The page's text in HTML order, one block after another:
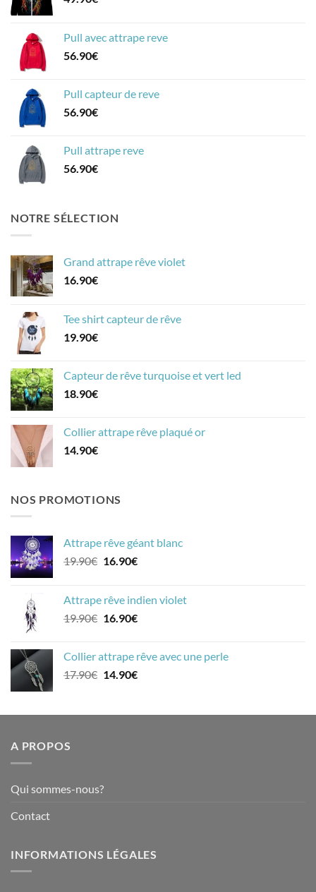
Pull avec attrape reve
56.90€
Pull capteur de reve
56.90€
Pull attrape reve
56.90€
NOTRE SÉLECTION
Grand attrape rêve violet
16.90€
Tee shirt capteur de rêve
19.90€
Capteur de rêve turquoise et vert led
18.90€
Collier attrape rêve plaqué or
14.90€
NOS PROMOTIONS
Attrape rêve géant blanc
19.90€ Le
était :
19.90€.
16.90€Le
est :
16.90€.
Attrape rêve indien violet
19.90€ Le
était :
19.90€.
16.90€Le
est :
16.90€.
Collier attrape rêve avec une perle
17.90€ Le
était :
14.90€Le
est :
A PROPOS
Qui sommes-nous?
Contact
INFORMATIONS LÉGALES